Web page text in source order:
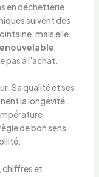
en déchetterie
suivent des
mais elle
pas à l’achat.
Sa qualité et ses
la longévité.
de bon sens :
et